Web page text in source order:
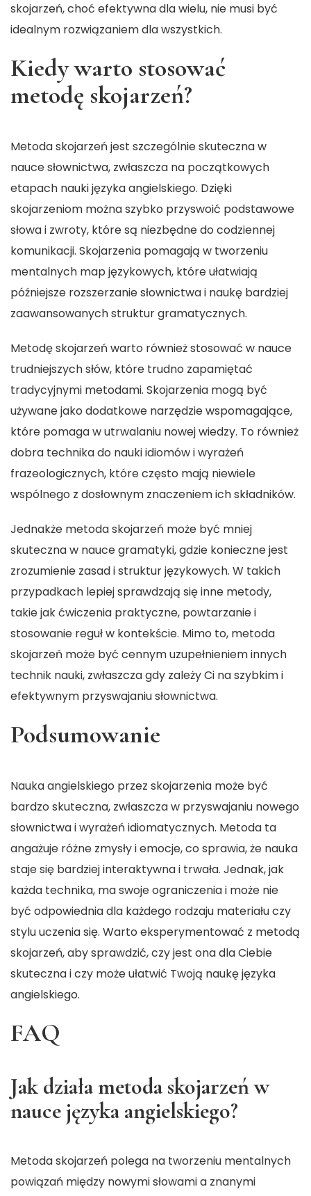
skojarzeń, choć efektywna dla wielu, nie musi być
idealnym rozwiązaniem dla wszystkich.
Kiedy warto stosować
metodę skojarzeń?
Metoda skojarzeń jest szczególnie skuteczna w
nauce słownictwa, zwłaszcza na początkowych
etapach nauki języka angielskiego. Dzięki
skojarzeniom można szybko przyswoić podstawowe
słowa i zwroty, które są niezbędne do codziennej
komunikacji. Skojarzenia pomagają w tworzeniu
mentalnych map językowych, które ułatwiają
późniejsze rozszerzanie słownictwa i naukę bardziej
zaawansowanych struktur gramatycznych.
Metodę skojarzeń warto również stosować w nauce
trudniejszych słów, które trudno zapamiętać
tradycyjnymi metodami. Skojarzenia mogą być
używane jako dodatkowe narzędzie wspomagające,
które pomaga w utrwalaniu nowej wiedzy. To również
dobra technika do nauki idiomów i wyrażeń
frazeologicznych, które często mają niewiele
wspólnego z dosłownym znaczeniem ich składników.
Jednakże metoda skojarzeń może być mniej
skuteczna w nauce gramatyki, gdzie konieczne jest
zrozumienie zasad i struktur językowych. W takich
przypadkach lepiej sprawdzają się inne metody,
takie jak ćwiczenia praktyczne, powtarzanie i
stosowanie reguł w kontekście. Mimo to, metoda
skojarzeń może być cennym uzupełnieniem innych
technik nauki, zwłaszcza gdy zależy Ci na szybkim i
efektywnym przyswajaniu słownictwa.
Podsumowanie
Nauka angielskiego przez skojarzenia może być
bardzo skuteczna, zwłaszcza w przyswajaniu nowego
słownictwa i wyrażeń idiomatycznych. Metoda ta
angażuje różne zmysły i emocje, co sprawia, że nauka
staje się bardziej interaktywna i trwała. Jednak, jak
każda technika, ma swoje ograniczenia i może nie
być odpowiednia dla każdego rodzaju materiału czy
stylu uczenia się. Warto eksperymentować z metodą
skojarzeń, aby sprawdzić, czy jest ona dla Ciebie
skuteczna i czy może ułatwić Twoją naukę języka
angielskiego.
FAQ
Jak działa metoda skojarzeń w
nauce języka angielskiego?
Metoda skojarzeń polega na tworzeniu mentalnych
powiązań między nowymi słowami a znanymi